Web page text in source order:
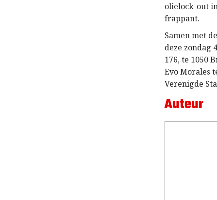
olielock-out
frappant.
Samen met
deze zondag
176, te 1050
Evo Morales
Verenigde
Auteur